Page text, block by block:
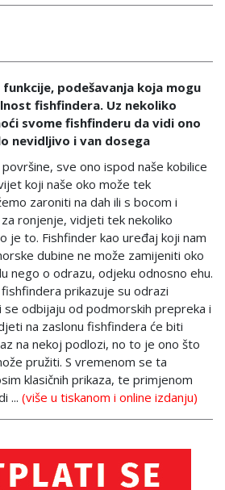
podešavanja koja mogu
fishfindera. Uz nekoliko
svome fishfinderu da vidi ono
nevidljivo i van dosega
sve ono ispod naše kobilice
koji naše oko može tek
zaroniti na dah ili s bocom i
ronjenje, vidjeti tek nekoliko
je to. Fishfinder kao uređaj koji nam
dubine ne može zamijeniti oko
nego o odrazu, odjeku odnosno ehu.
prikazuje su odrazi
se odbijaju od podmorskih prepreka i
na zaslonu fishfindera će biti
na nekoj podlozi, no to je ono što
pružiti. S vremenom se ta
klasičnih prikaza, te primjenom
... (više u tiskanom i online izdanju)